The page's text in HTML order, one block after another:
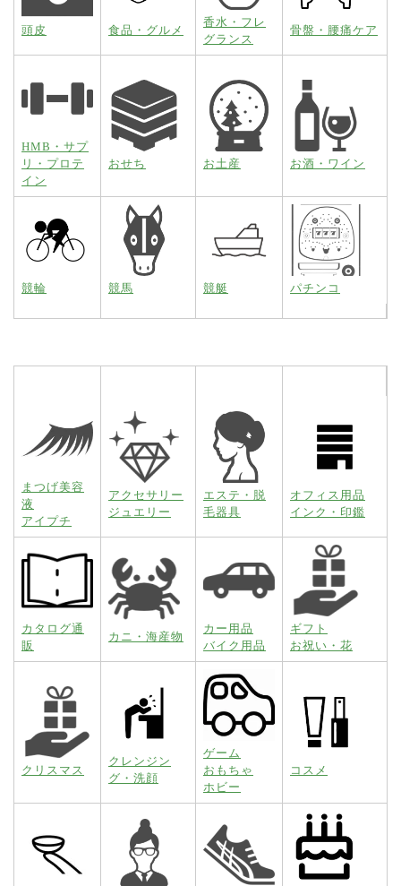
頭皮 食品・グルメ
香水・フレ
グランス
骨盤・腰痛ケア
HMB・サプ
リ・プロテ
イン
おせち お土産 お酒・ワイン
競輪 競馬 競艇 パチンコ
まつげ美容
液
アイプチ
アクセサリー
ジュエリー
エステ・脱
毛器具
オフィス用品
インク・印鑑
カタログ通
販
カニ・海産物
カー用品
バイク用品
ギフト
お祝い・花
クリスマス
クレンジン
グ・洗顔
ゲーム
おもちゃ
ホビー
コスメ